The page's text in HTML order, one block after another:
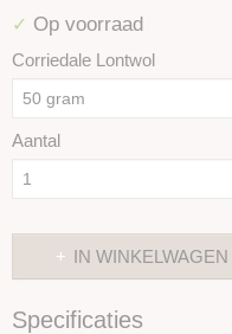
✓ Op voorraad
Corriedale Lontwol
Aantal
IN WINKELWAGEN
Specificaties